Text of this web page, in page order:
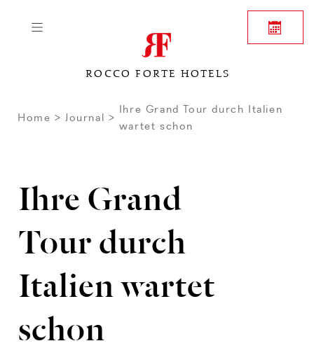
ROCCO FORTE HOTELS
Home Journal
Ihre Grand Tour durch Italien
wartet schon
Ihre Grand
Tour durch
Italien wartet
schon